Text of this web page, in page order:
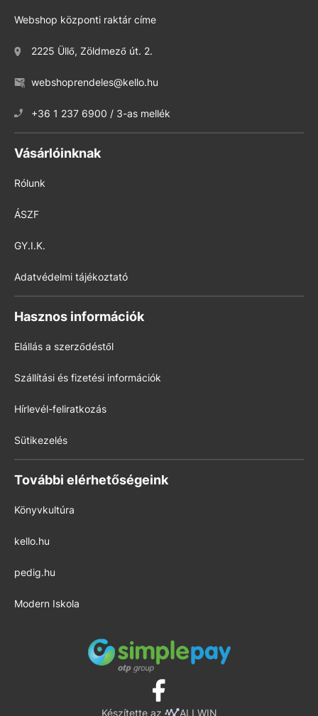
Webshop központi raktár címe
2225 Üllő, Zöldmező út. 2.
webshoprendeles@kello.hu
+36 1 237 6900 / 3-as mellék
Vásárlóinknak
Rólunk
ÁSZF
GY.I.K.
Adatvédelmi tájékoztató
Hasznos információk
Elállás a szerződéstől
Szállítási és fizetési információk
Hírlevél-feliratkozás
Sütikezelés
További elérhetőségeink
Könyvkultúra
kello.hu
pedig.hu
Modern Iskola
Készítette az ALLWIN